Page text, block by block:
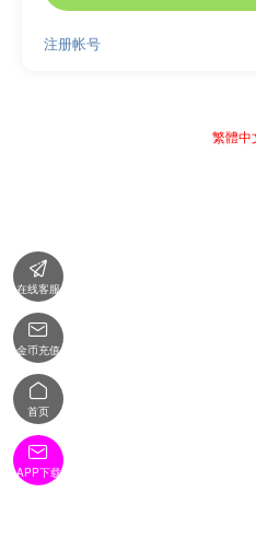
注册帐号
繁體中

在线客服

金币充值

首页

APP下载